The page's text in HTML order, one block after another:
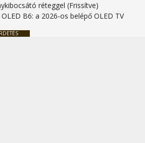
réteggel (Frissítve)
OLED B6: a 2026-os belépő OLED TV